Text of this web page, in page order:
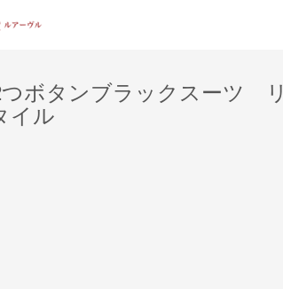
ボタンブラックスーツ リ
ル